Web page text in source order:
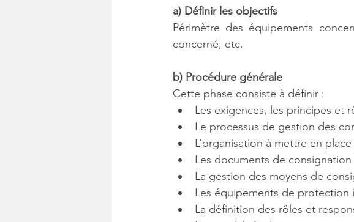
a) Définir les objectifs
Périmètre des équipements
concerné, etc.
b) Procédure générale
Cette phase consiste à définir :
Les exigences, les principes et
Le processus de gestion des
L’organisation à mettre en
Les documents de consignation
La gestion des moyens de
Les équipements de protection
La définition des rôles et